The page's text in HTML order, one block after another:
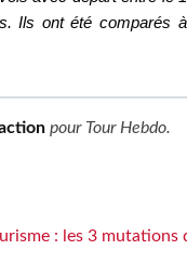
Ils ont été comparés
pour Tour Hebdo.
: les 3